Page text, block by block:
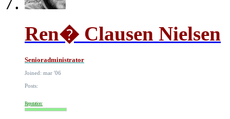
Ren� Clausen Nielsen
Senioradministrator
Joined: mar '06
Posts:
Reputation: